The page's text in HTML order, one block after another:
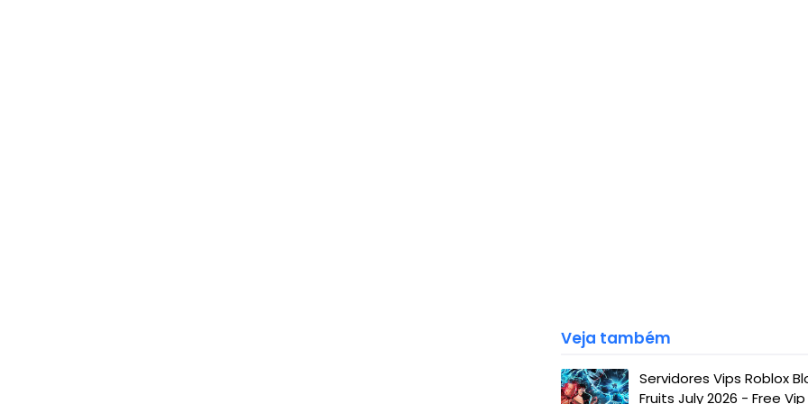
Veja também
Servidores Vips Roblox
Fruits July 2026 - Free Vip